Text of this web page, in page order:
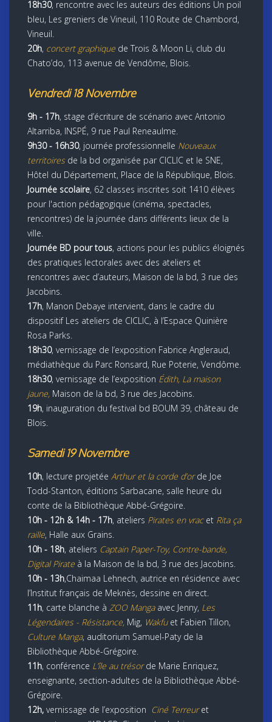
18h30, rencontre avec les auteurs des éditions Un poil
bleu, Les greniers de Vineuil, 110 Route de Chambord,
Vineuil.
20h, concert graphique de Trois & Moon Li, club du
Chato’do, 113 avenue de Vendôme, Blois.
Vendredi 18 Novembre
9h - 17h, stage d’écriture de scénario avec Antonio
Altarriba, INSPÉ, 9 rue Paul Reneaulme.
9h30 - 16h30, journée professionnelle Nouveaux
territoiresde la bd organisée par CICLIC et le SNE,
Hôtel du Département, Place de la République, Blois.
Journée scolaire, 62 classes inscrites soit 1410 élèves
pour l'action pédagogique (cinéma, spectacles,
rencontres) de la journée dans différents lieux de la
ville.
Journée BD pour tous, actions pour les publics éloignés
des pratiques lectorales avec des ateliers et
rencontres avec d’auteurs, Maison de la bd, 3 rue des
Jacobins.
17h, Manon Debaye intervient, dans le cadre du
dispositif Les ateliers de CICLIC, à l’Espace Quinière
Rosa Parks.
18h30, vernissage de l’exposition Fabrice Angleraud,
médiathèque du Parc Ronsard, Rue Poterie, Vendôme.
18h30, vernissage de l’exposition Édith, La maison
jaune, Maison de la bd, 3 rue des Jacobins.
19h, inauguration du festival bd BOUM 39, château de
Blois.
Samedi 19 Novembre
10h, lecture projetée Arthur et la corde d’orde Joe
Todd-Stanton, éditions Sarbacane, salle heure du
conte de la Bibliothèque Abbé-Grégoire.
10h - 12h & 14h - 17h, ateliers Pirates en vracet Rita ça
raille, Halle aux Grains.
10h - 18h, ateliers Captain Paper-Toy, Contre-bande,
Digital Pirate à la Maison de la bd, 3 rue des Jacobins.
10h - 13h,Chaimaa Lehnech, autrice en résidence avec
l’Institut français de Meknès, dessine en direct.
11h, carte blanche à ZOO Mangaavec Jenny, Les
Légendaires - Résistance, Mig, Wakfuet Fabien Tillon,
Culture Manga, auditorium Samuel-Paty de la
Bibliothèque Abbé-Grégoire.
11h, conférence L’île au trésorde Marie Enriquez,
enseignante, section-adultes de la Bibliothèque Abbé-
Grégoire.
12h, vernissage de l’exposition Ciné Terreuret